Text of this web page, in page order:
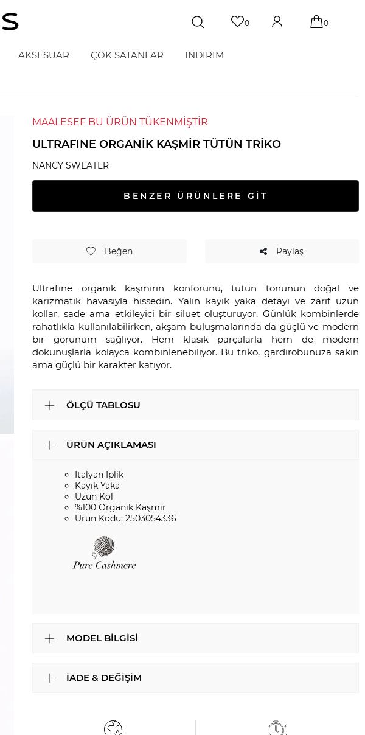
0 0
AKSESUAR ÇOK SATANLAR İNDİRİM
MAALESEF BU ÜRÜN TÜKENMİŞTİR
ULTRAFINE ORGANIK KAŞMIR TÜTÜN TRIKO
NANCY SWEATER
BENZER ÜRÜNLERE GİT
Beğen Paylaş
Ultrafine organik kaşmirin konforunu, tütün tonunun doğal ve
karizmatik havasıyla hissedin. Yalın kayık yaka detayı ve zarif uzun
kollar, sade ama etkileyici bir siluet oluşturuyor. Günlük kombinlerde
rahatlıkla kullanılabilirken, akşam buluşmalarında da güçlü ve modern
bir görünüm sağlıyor. Hem klasik parçalarla hem de modern
dokunuşlarla kolayca kombinlenebiliyor. Bu triko, gardırobunuza sakin
ama güçlü bir karakter katıyor.
ÖLÇÜ TABLOSU
ÜRÜN AÇIKLAMASI
İtalyan İplik
Kayık Yaka
Uzun Kol
%100 Organik Kaşmir
Ürün Kodu: 2503054336
MODEL BILGISI
İADE & DEĞIŞIM